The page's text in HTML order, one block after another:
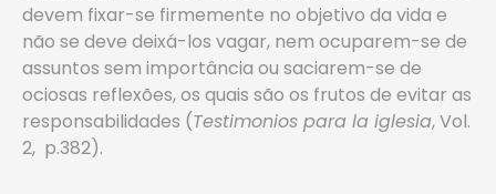
devem fixar-se firmemente no objetivo da vida e
não se deve deixá-los vagar, nem ocuparem-se de
assuntos sem importância ou saciarem-se de
ociosas reflexões, os quais são os frutos de evitar as
responsabilidades (Testimonios para la iglesia, Vol.
2, p.382).